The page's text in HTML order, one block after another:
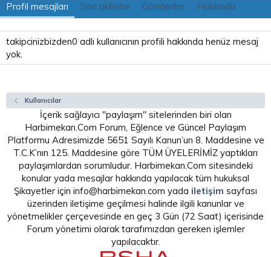
Profil mesajları Son aktivite Gönderiler Hakkında
takipcinizbizden0 adlı kullanıcının profili hakkında henüz mesaj
yok.
Kullanıcılar
İçerik sağlayıcı "paylaşım" sitelerinden biri olan
Harbimekan.Com Forum, Eğlence ve Güncel Paylaşım
Platformu Adresimizde 5651 Sayılı Kanun’un 8. Maddesine ve
T.C.K’nın 125. Maddesine göre TÜM ÜYELERİMİZ yaptıkları
paylaşımlardan sorumludur. Harbimekan.Com sitesindeki
konular yada mesajlar hakkında yapılacak tüm hukuksal
Şikayetler için info@harbimekan.com yada iletişim sayfası
üzerinden iletişime geçilmesi halinde ilgili kanunlar ve
yönetmelikler çerçevesinde en geç 3 Gün (72 Saat) içerisinde
Forum yönetimi olarak tarafımızdan gereken işlemler
yapılacaktır.